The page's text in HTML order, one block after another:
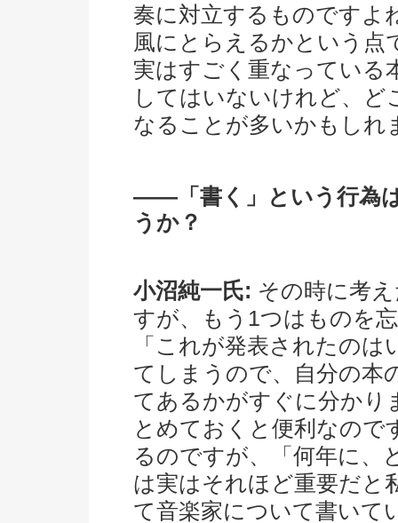
奏に対立するものですよ
風にとらえるかという点
実はすごく重なっている
してはいないけれど、
なることが多いかもしれ
――「書く」という行為
うか？
小沼純一氏: その時に考
すが、もう1つはものを
「これが発表されたの
てしまうので、自分の本
てあるかがすぐに分かり
とめておくと便利なので
るのですが、「何年に、
は実はそれほど重要だと
て音楽家について書いて